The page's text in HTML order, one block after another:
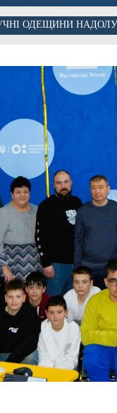
ОДЕЩИНИ